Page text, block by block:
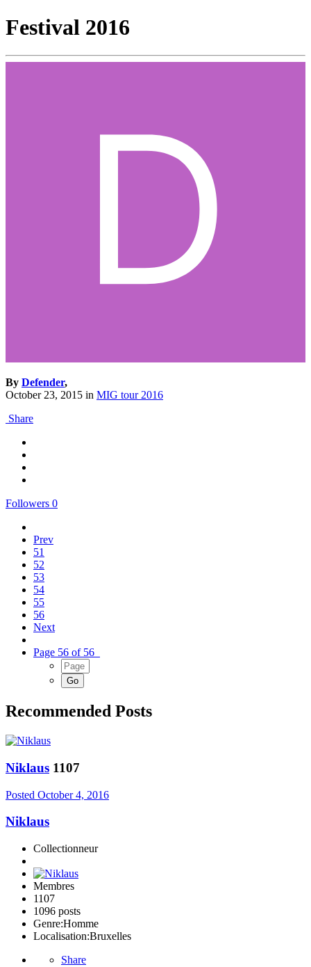
Festival 2016
By Defender,
October 23, 2015 in MIG tour 2016
Share
Followers 0
Prev
51
52
53
54
55
56
Next
Page 56 of 56
Recommended Posts
Niklaus 1107
Posted October 4, 2016
Niklaus
Collectionneur
Membres
1107
1096 posts
Genre:Homme
Localisation:Bruxelles
Share